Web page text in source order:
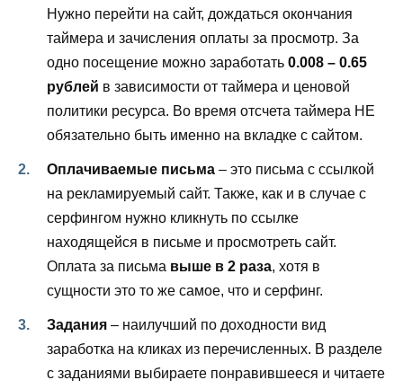
Нужно перейти на сайт, дождаться окончания
таймера и зачисления оплаты за просмотр. За
одно посещение можно заработать 0.008 – 0.65
рублей в зависимости от таймера и ценовой
политики ресурса. Во время отсчета таймера НЕ
обязательно быть именно на вкладке с сайтом.
Оплачиваемые письма – это письма с ссылкой
на рекламируемый сайт. Также, как и в случае с
серфингом нужно кликнуть по ссылке
находящейся в письме и просмотреть сайт.
Оплата за письма выше в 2 раза, хотя в
сущности это то же самое, что и серфинг.
Задания – наилучший по доходности вид
заработка на кликах из перечисленных. В разделе
с заданиями выбираете понравившееся и читаете